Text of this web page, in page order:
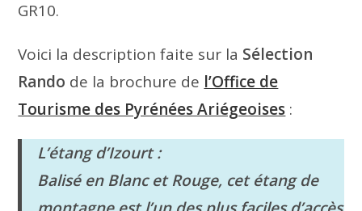
GR10.
Voici la description faite sur la Sélection
Rando de la brochure de l’Office de
Tourisme des Pyrénées Ariégeoises :
L’étang d’Izourt :
Balisé en Blanc et Rouge, cet étang de